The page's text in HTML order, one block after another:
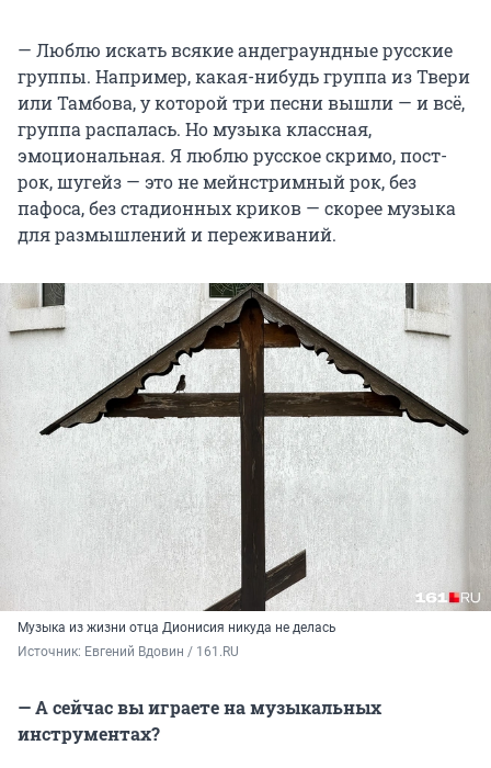
— Люблю искать всякие андеграундные русские
группы. Например, какая-нибудь группа из Твери
или Тамбова, у которой три песни вышли — и всё,
группа распалась. Но музыка классная,
эмоциональная. Я люблю русское скримо, пост-
рок, шугейз — это не мейнстримный рок, без
пафоса, без стадионных криков — скорее музыка
для размышлений и переживаний.
Музыка из жизни отца Дионисия никуда не делась
Источник: Евгений Вдовин / 161.RU
— А сейчас вы играете на музыкальных
инструментах?